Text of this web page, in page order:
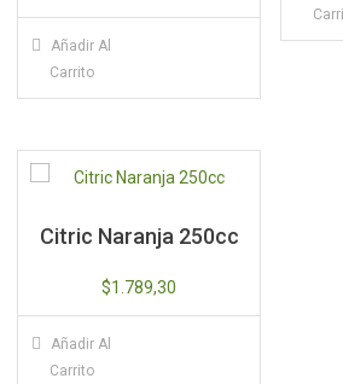
Añadir Al
Carrito
Citric Naranja 250cc
$1.789,30
Añadir Al
Carrito